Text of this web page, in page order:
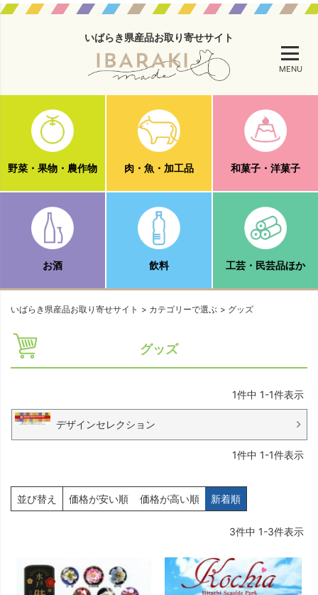
いばらき県産品お取り寄せサイト
MENU
野菜・果物・農作物 肉・魚・加工品 和菓子・洋菓子
お酒 飲料 工芸・民芸品ほか
いばらき県産品お取り寄せサイト カテゴリーで選ぶ グッズ
グッズ
1件中 1-1件表示
デザインセレクション
1件中 1-1件表示
並び替え 価格が安い順 価格が高い順 新着順
3件中 1-3件表示